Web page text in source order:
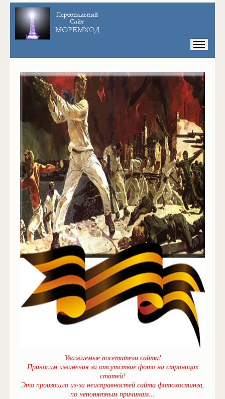
Уважаемые посетители сайта!
Приносим извинения за отсутствие фото на страницах
статей!
Это произошло из-за неисправностей сайта фотохостинга,
по непонятным причинам...